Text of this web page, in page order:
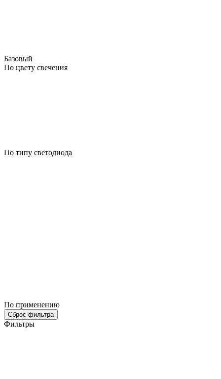
Базовый
По цвету свечения
По типу светодиода
По применению
Сброс фильтра
Фильтры